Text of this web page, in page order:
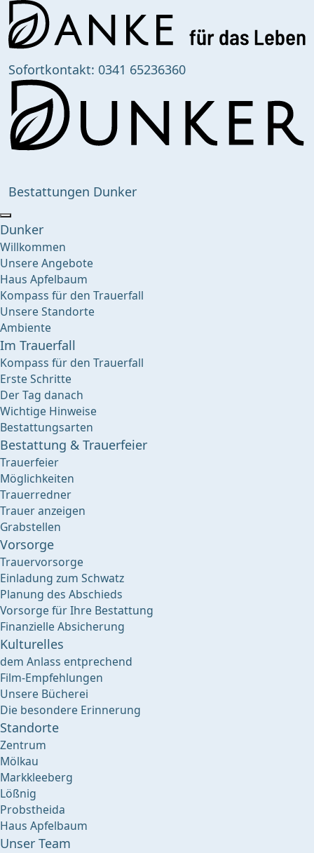
Sofortkontakt: 0341 65236360
Bestattungen Dunker
Dunker
Willkommen
Unsere Angebote
Haus Apfelbaum
Kompass für den Trauerfall
Unsere Standorte
Ambiente
Im Trauerfall
Kompass für den Trauerfall
Erste Schritte
Der Tag danach
Wichtige Hinweise
Bestattungsarten
Bestattung & Trauerfeier
Trauerfeier
Möglichkeiten
Trauerredner
Trauer anzeigen
Grabstellen
Vorsorge
Trauervorsorge
Einladung zum Schwatz
Planung des Abschieds
Vorsorge für Ihre Bestattung
Finanzielle Absicherung
Kulturelles
dem Anlass entprechend
Film-Empfehlungen
Unsere Bücherei
Die besondere Erinnerung
Standorte
Zentrum
Mölkau
Markkleeberg
Lößnig
Probstheida
Haus Apfelbaum
Unser Team